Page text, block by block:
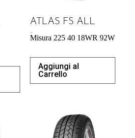
ATLAS FS ALL
Misura 225 40 18WR 92W
Aggiungi al
Carrello